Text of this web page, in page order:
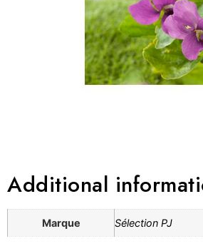
Additional
Marque Sélection PJ